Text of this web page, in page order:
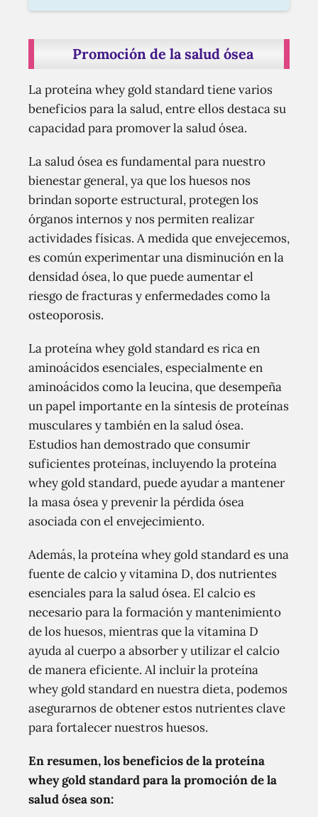
Promoción de la salud ósea
La proteína whey gold standard tiene varios
beneficios para la salud, entre ellos destaca su
capacidad para promover la salud ósea.
La salud ósea es fundamental para nuestro
bienestar general, ya que los huesos nos
brindan soporte estructural, protegen los
órganos internos y nos permiten realizar
actividades físicas. A medida que envejecemos,
es común experimentar una disminución en la
densidad ósea, lo que puede aumentar el
riesgo de fracturas y enfermedades como la
osteoporosis.
La proteína whey gold standard es rica en
aminoácidos esenciales, especialmente en
aminoácidos como la leucina, que desempeña
un papel importante en la síntesis de proteínas
musculares y también en la salud ósea.
Estudios han demostrado que consumir
suficientes proteínas, incluyendo la proteína
whey gold standard, puede ayudar a mantener
la masa ósea y prevenir la pérdida ósea
asociada con el envejecimiento.
Además, la proteína whey gold standard es una
fuente de calcio y vitamina D, dos nutrientes
esenciales para la salud ósea. El calcio es
necesario para la formación y mantenimiento
de los huesos, mientras que la vitamina D
ayuda al cuerpo a absorber y utilizar el calcio
de manera eficiente. Al incluir la proteína
whey gold standard en nuestra dieta, podemos
asegurarnos de obtener estos nutrientes clave
para fortalecer nuestros huesos.
En resumen, los beneficios de la proteína
whey gold standard para la promoción de la
salud ósea son: